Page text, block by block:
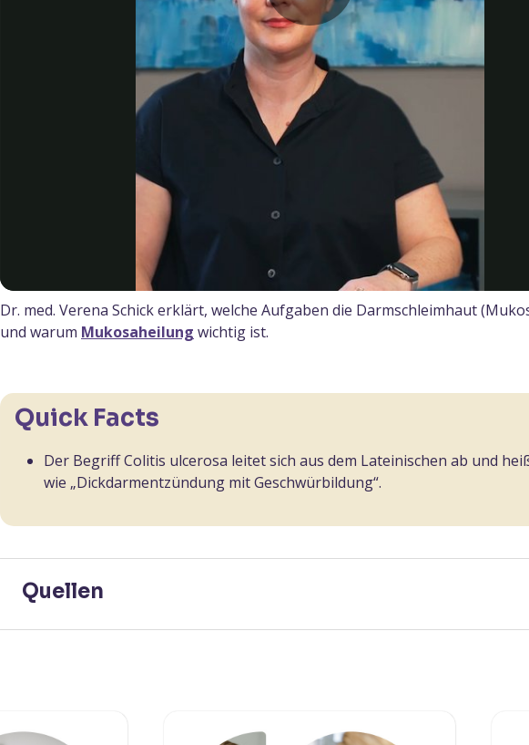
Play
Video
Dr. med. Verena Schick erklärt, welche Aufgaben die Darmschleimhaut
und warum Mukosaheilung wichtig ist.
Quick Facts
Der Begriff Colitis ulcerosa leitet sich aus dem Lateinischen ab und
wie „Dickdarmentzündung mit Geschwürbildung“.
Quellen